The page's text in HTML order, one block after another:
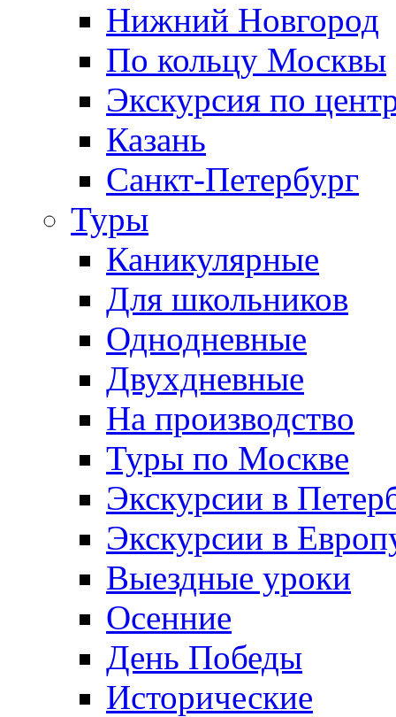
Нижний Новгород
По кольцу Москвы
Экскурсия по
Казань
Санкт-Петербург
Туры
Каникулярные
Для школьников
Однодневные
Двухдневные
На производство
Туры по Москве
Экскурсии в
Экскурсии в
Выездные уроки
Осенние
День Победы
Исторические